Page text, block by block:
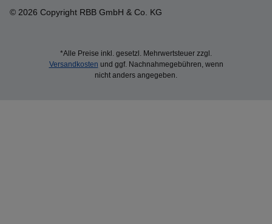
© 2026 Copyright RBB GmbH & Co. KG
*Alle Preise inkl. gesetzl. Mehrwertsteuer zzgl.
Versandkosten und ggf. Nachnahmegebühren, wenn
nicht anders angegeben.